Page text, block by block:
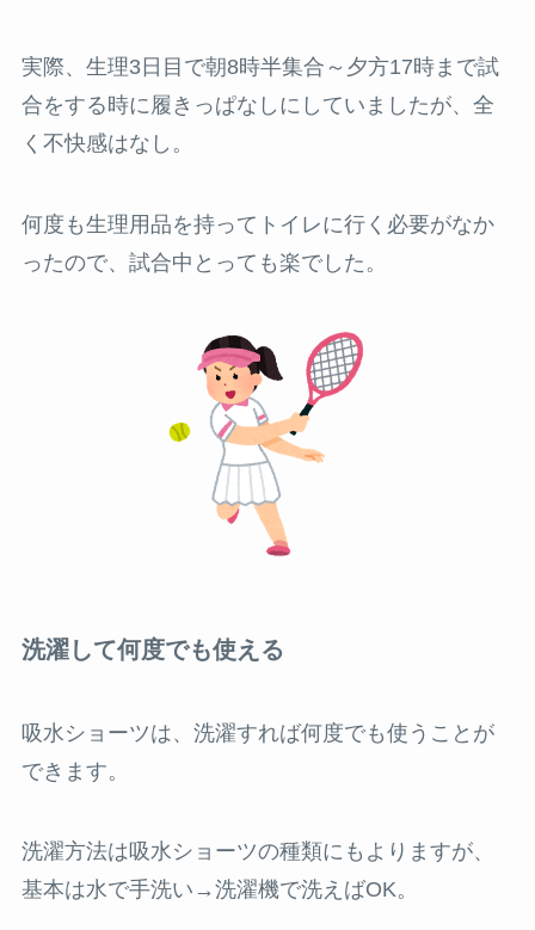
実際、生理3日目で朝8時半集合～夕方17時まで試
合をする時に履きっぱなしにしていましたが、全
く不快感はなし。
何度も生理用品を持ってトイレに行く必要がなか
ったので、試合中とっても楽でした。
洗濯して何度でも使える
吸水ショーツは、洗濯すれば何度でも使うことが
できます。
洗濯方法は吸水ショーツの種類にもよりますが、
基本は水で手洗い→洗濯機で洗えばOK。